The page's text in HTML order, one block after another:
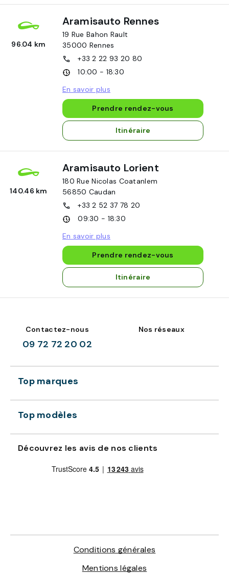
96.04 km
Aramisauto Rennes
19 Rue Bahon Rault
35000 Rennes
+33 2 22 93 20 80
10:00 - 18:30
En savoir plus
Prendre rendez-vous
Itinéraire
140.46 km
Aramisauto Lorient
180 Rue Nicolas Coatanlem
56850 Caudan
+33 2 52 37 78 20
09:30 - 18:30
En savoir plus
Prendre rendez-vous
Itinéraire
Contactez-nous
09 72 72 20 02
Nos réseaux
Top marques
Top modèles
Découvrez les avis de nos clients
Conditions générales
Mentions légales